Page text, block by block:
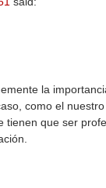
la
como el
que ser